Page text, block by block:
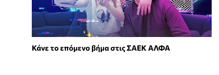
Κάνε το επόμενο βήμα στις ΣΑΕΚ ΑΛΦΑ